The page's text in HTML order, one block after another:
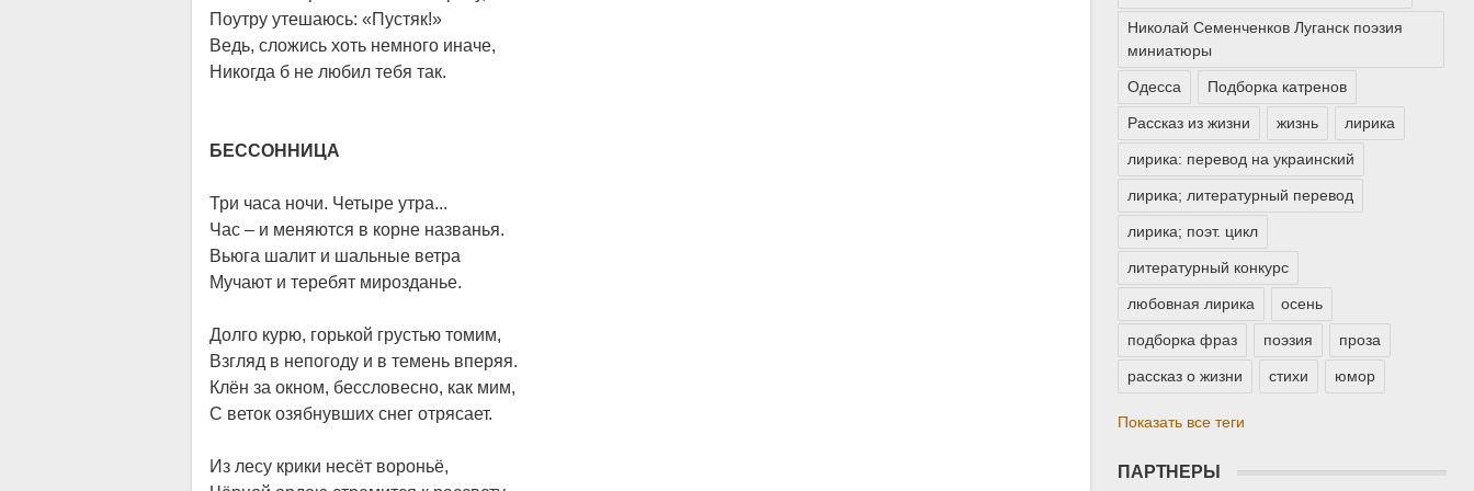
Поутру утешаюсь: «Пустяк!»
Ведь, сложись хоть немного иначе,
Никогда б не любил тебя так.
БЕССОННИЦА
Три часа ночи. Четыре утра...
Час – и меняются в корне названья.
Вьюга шалит и шальные ветра
Мучают и теребят мирозданье.
Долго курю, горькой грустью томим,
Взгляд в непогоду и в темень вперяя.
Клён за окном, бессловесно, как мим,
С веток озябнувших снег отрясает.
Из лесу крики несёт вороньё,
Николай Семенченков Луганск поэзия
миниатюры
Одесса Подборка катренов
Рассказ из жизни жизнь лирика
лирика: перевод на украинский
лирика; литературный перевод
лирика; поэт. цикл
литературный конкурс
любовная лирика осень
подборка фраз поэзия проза
рассказ о жизни стихи юмор
Показать все теги
ПАРТНЕРЫ